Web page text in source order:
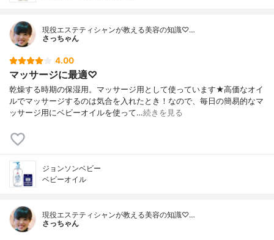
現役エステティシャンが教える美容の知識♡…
さっちゃん
4.00
マッサージに最適♡
乾燥する時期の保湿用。マッサージ用として使っています★高価なオイ
ルでマッサージするのは気合を入れたとき！なので、毎日の簡易的なマ
ッサージ用にベビーオイルを使って…続きを見る
ジョンソンベビー
ベビーオイル
現役エステティシャンが教える美容の知識♡…
さっちゃん